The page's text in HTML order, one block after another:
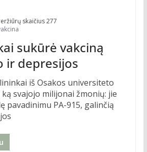
skaičius 277
sukūrė vakciną
ir depresijos
iš Osakos universiteto
svajojo milijonai žmonių: jie
pavadinimu PA-915, galinčią